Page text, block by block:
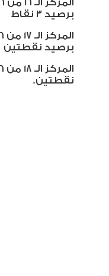
برصيد 3 نقاط
برصيد نقطتين
نقطتين.